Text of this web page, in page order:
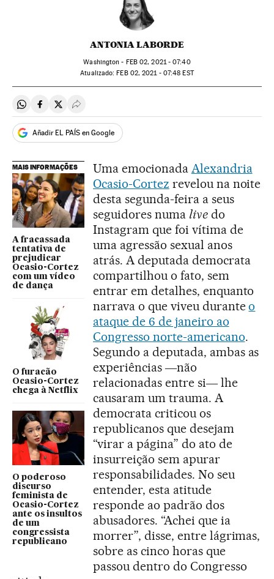
ANTONIA LABORDE
Washington - FEB02, 2021 - 07:40
atualizado: FEB02, 2021 - 07:48 EST
Compartir en Whatsapp
Compartir en Facebook
Compartir en Twitter
Desplegar Redes Sociales
Añadir EL PAÍS en Google
MAIS INFORMAÇÕES
A fracassada
tentativa de
prejudicar
Ocasio-Cortez
com um vídeo
de dança
O furacão
Ocasio-Cortez
chega à Netflix
O poderoso
discurso
feminista de
Ocasio-Cortez
ante os insultos
de um
congressista
republicano
Uma emocionada Alexandria
Ocasio-Cortez revelou na noite
desta segunda-feira a seus
seguidores numa livedo
Instagram que foi vítima de
uma agressão sexual anos
atrás. A deputada democrata
compartilhou o fato, sem
entrar em detalhes, enquanto
narrava o que viveu duranteo
ataque de 6 de janeiro ao
Congresso norte-americano.
Segundo a deputada, ambas as
experiências ―não
relacionadas entre si― lhe
causaram um trauma. A
democrata criticou os
republicanos que desejam
“virar a página” do ato de
insurreição sem apurar
responsabilidades. No seu
entender, esta atitude
responde ao padrão dos
abusadores. “Achei que ia
morrer”, disse, entre lágrimas,
sobre as cinco horas que
passou dentro do Congresso